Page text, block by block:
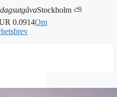
Stockholm ⛅
0.0914Om